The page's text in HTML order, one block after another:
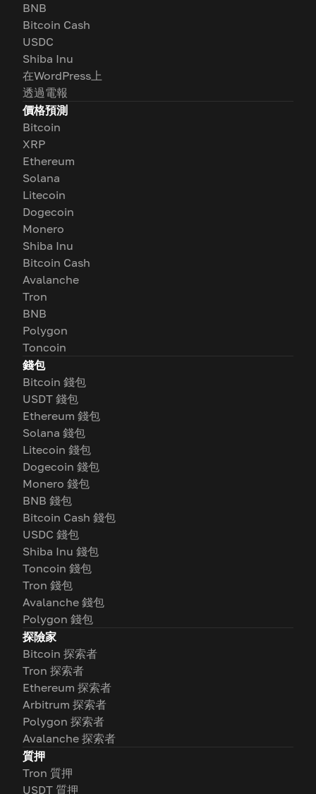
BNB
Bitcoin Cash
USDC
Shiba Inu
在WordPress上
透過電報
價格預測
Bitcoin
XRP
Ethereum
Solana
Litecoin
Dogecoin
Monero
Shiba Inu
Bitcoin Cash
Avalanche
Tron
BNB
Polygon
Toncoin
錢包
Bitcoin 錢包
USDT 錢包
Ethereum 錢包
Solana 錢包
Litecoin 錢包
Dogecoin 錢包
Monero 錢包
BNB 錢包
Bitcoin Cash 錢包
USDC 錢包
Shiba Inu 錢包
Toncoin 錢包
Tron 錢包
Avalanche 錢包
Polygon 錢包
探險家
Bitcoin 探索者
Tron 探索者
Ethereum 探索者
Arbitrum 探索者
Polygon 探索者
Avalanche 探索者
質押
Tron 質押
USDT 質押